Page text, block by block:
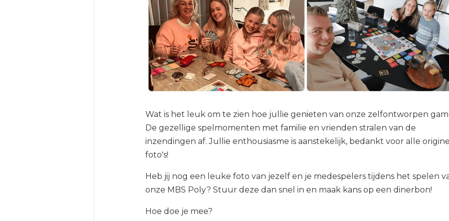
Wat is het leuk om te zien hoe jullie genieten van onze zelfontworpen
De gezellige spelmomenten met familie en vrienden stralen van de
inzendingen af. Jullie enthousiasme is aanstekelijk, bedankt voor alle
foto's!
Heb jij nog een leuke foto van jezelf en je medespelers tijdens het spelen
onze MBS Poly? Stuur deze dan snel in en maak kans op een dinerbon!
Hoe doe je mee?